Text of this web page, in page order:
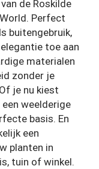
de Roskilde
Perfect
buitengebruik,
toe aan
materialen
zonder je
je nu kiest
weelderige
basis. En
een
planten in
tuin of winkel.